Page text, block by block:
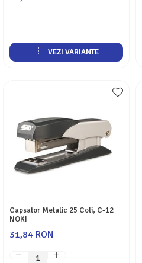
VEZI VARIANTE
Capsator Metalic 25 Coli, C-12
NOKI
31,84 RON